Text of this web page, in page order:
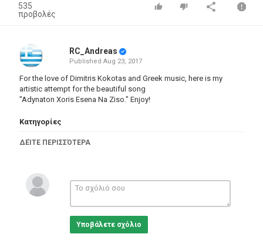
535
προβολές
RC_Andreas
Published Aug 23, 2017
For the love of Dimitris Kokotas and Greek music, here is my
artistic attempt for the beautiful song
"Adynaton Xoris Esena Na Ziso." Enjoy!
Κατηγορίες
ΔΕΊΤΕ ΠΕΡΙΣΣΌΤΕΡΑ
Υποβάλετε σχόλιο